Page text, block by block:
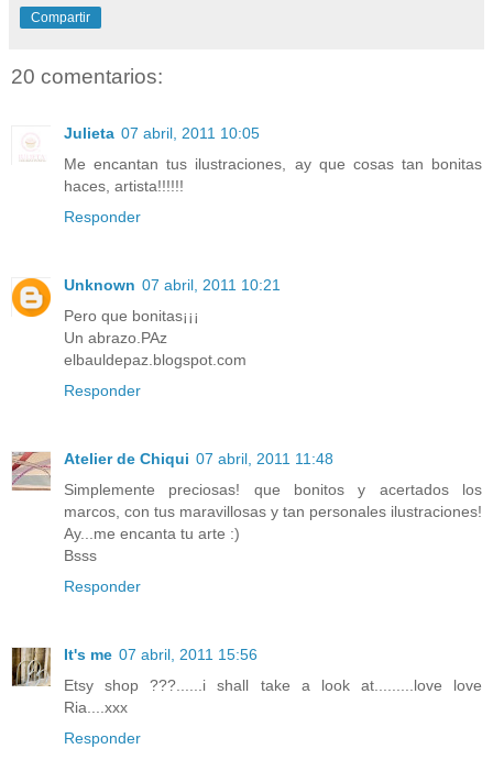
Compartir
20 comentarios:
Julieta 07 abril, 2011 10:05
Me encantan tus ilustraciones, ay que cosas tan bonitas
haces, artista!!!!!!
Responder
Unknown 07 abril, 2011 10:21
Pero que bonitas¡¡¡
Un abrazo.PAz
elbauldepaz.blogspot.com
Responder
Atelier de Chiqui 07 abril, 2011 11:48
Simplemente preciosas! que bonitos y acertados los
marcos, con tus maravillosas y tan personales ilustraciones!
Ay...me encanta tu arte :)
Bsss
Responder
It's me 07 abril, 2011 15:56
Etsy shop ???......i shall take a look at.........love love
Ria....xxx
Responder